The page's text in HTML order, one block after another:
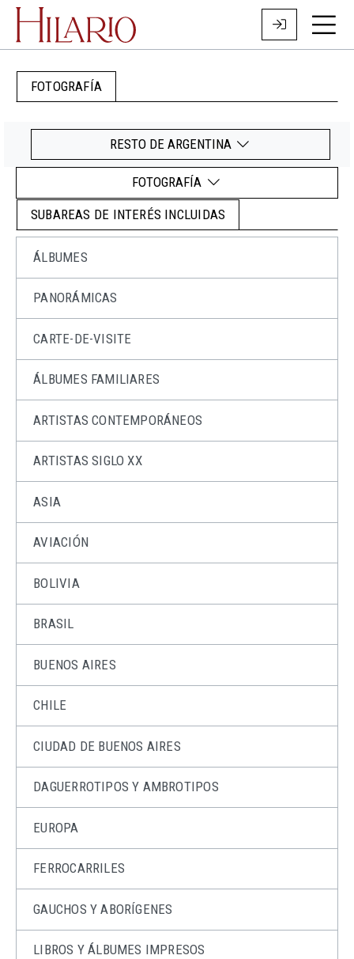
FOTOGRAFÍA
RESTO DE ARGENTINA
FOTOGRAFÍA
SUBAREAS DE INTERÉS INCLUIDAS
ÁLBUMES
PANORÁMICAS
CARTE-DE-VISITE
ÁLBUMES FAMILIARES
ARTISTAS CONTEMPORÁNEOS
ARTISTAS SIGLO XX
ASIA
AVIACIÓN
BOLIVIA
BRASIL
BUENOS AIRES
CHILE
CIUDAD DE BUENOS AIRES
DAGUERROTIPOS Y AMBROTIPOS
EUROPA
FERROCARRILES
GAUCHOS Y ABORÍGENES
LIBROS Y ÁLBUMES IMPRESOS